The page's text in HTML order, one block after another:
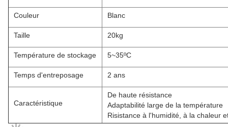
Couleur Blanc
Taille 20kg
Température de stockage 5~35ºC
Temps d'entreposage 2 ans
Caractéristique
De haute résistance
Adaptabilité large de la température
Risistance à l'humidité, à la chaleur